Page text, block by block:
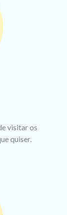
visitar os
quiser.